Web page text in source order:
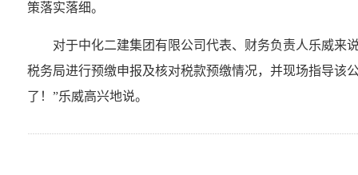
策落实落细。
对于中化二建集团有限公司代表、财务负责人乐威来
税务局进行预缴申报及核对税款预缴情况，并现场指导该
了！”乐威高兴地说。